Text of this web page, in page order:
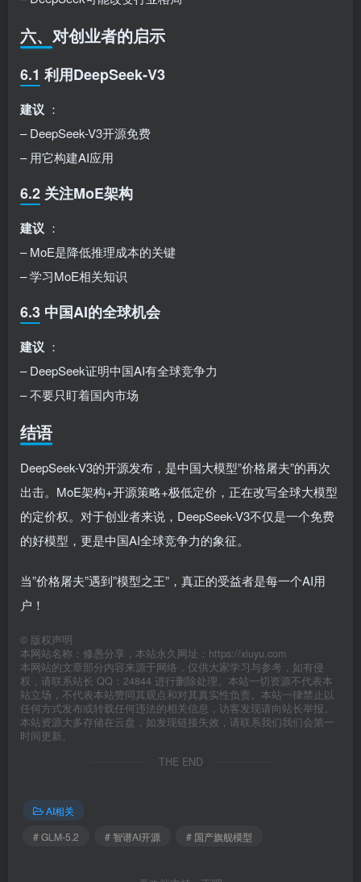
六、对创业者的启示
6.1 利用DeepSeek-V3
建议 ：
– DeepSeek-V3开源免费
– 用它构建AI应用
6.2 关注MoE架构
建议 ：
– MoE是降低推理成本的关键
– 学习MoE相关知识
6.3 中国AI的全球机会
建议 ：
– DeepSeek证明中国AI有全球竞争力
– 不要只盯着国内市场
结语
DeepSeek-V3的开源发布，是中国大模型”价格屠夫”的再次
出击。MoE架构+开源策略+极低定价，正在改写全球大模型
的定价权。对于创业者来说，DeepSeek-V3不仅是一个免费
的好模型，更是中国AI全球竞争力的象征。
当”价格屠夫”遇到”模型之王”，真正的受益者是每一个AI用
户！
© 版权声明
本网站名称：修愚分享，本站永久网址：https://xiuyu.com
本网站的文章部分内容来源于网络，仅供大家学习与参考，如有侵
权，请联系站长 QQ：24844 进行删除处理。本站一切资源不代表本
站立场，不代表本站赞同其观点和对其真实性负责。本站一律禁止以
任何方式发布或转载任何违法的相关信息，访客发现请向站长举报。
本站资源大多存储在云盘，如发现链接失效，请联系我们我们会第一
时间更新。
THE END
AI相关
# GLM-5.2
# 智谱AI开源 # 国产旗舰模型